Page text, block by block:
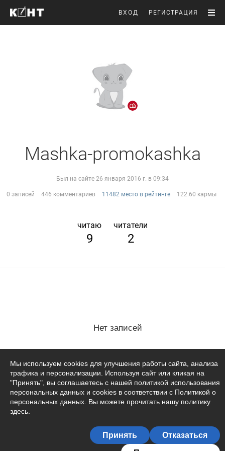
ВХОД РЕГИСТРАЦИЯ
Mashka-promokashka
Был на сайте 26 января 2016 г. в 09:34
0 записей 446 комментариев 11482 место в рейтинге 122.60 кармы
читаю
9
читатели
2
Нет записей
Мы используем cookies для улучшения работы сайта, анализа
трафика и персонализации. Используя сайт или кликая на
"Принять", вы соглашаетесь с нашей политикой использования
персональных данных и cookies в соответствии с Политикой о
персональных данных. Вы можете прочитать нашу политику
здесь
Принять Отказаться